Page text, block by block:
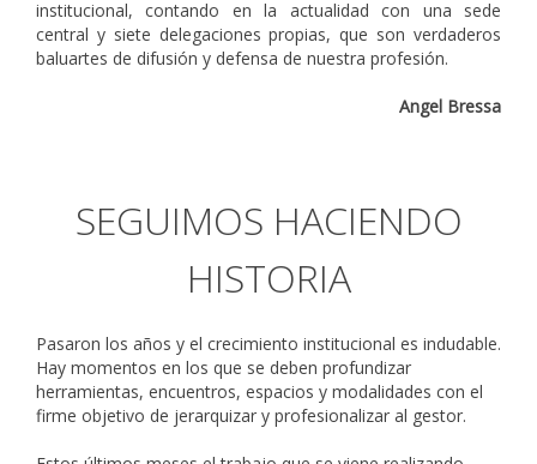
institucional, contando en la actualidad con una sede
central y siete delegaciones propias, que son verdaderos
baluartes de difusión y defensa de nuestra profesión.
Angel Bressa
SEGUIMOS HACIENDO
HISTORIA
Pasaron los años y el crecimiento institucional es indudable.
Hay momentos en los que se deben profundizar
herramientas, encuentros, espacios y modalidades con el
firme objetivo de jerarquizar y profesionalizar al gestor.